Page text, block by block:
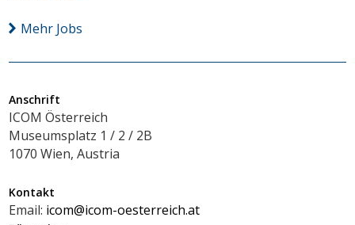
Mehr Jobs
Anschrift
ICOM Österreich
Museumsplatz 1 / 2 / 2B
1070 Wien, Austria
Kontakt
Email: icom@icom-oesterreich.at